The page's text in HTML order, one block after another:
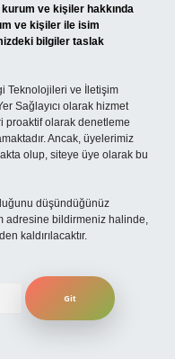
ve kişiler hakkında
ve kişiler ile isim
bilgiler taslak
Teknolojileri ve İletişim
Sağlayıcı olarak hizmet
proaktif olarak denetleme
Ancak, üyelerimiz
olup, siteye üye olarak bu
düşündüğünüz
adresine bildirmeniz halinde,
kaldırılacaktır.